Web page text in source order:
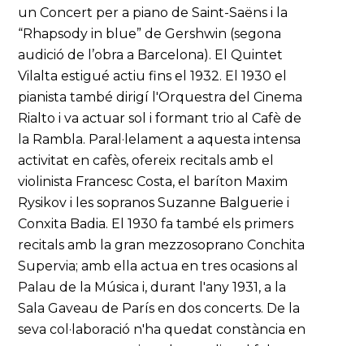
un Concert per a piano de Saint-Saëns i la
“Rhapsody in blue” de Gershwin (segona
audició de l’obra a Barcelona). El Quintet
Vilalta estigué actiu fins el 1932. El 1930 el
pianista també dirigí l'Orquestra del Cinema
Rialto i va actuar sol i formant trio al Cafè de
la Rambla. Paral·lelament a aquesta intensa
activitat en cafès, ofereix recitals amb el
violinista Francesc Costa, el baríton Maxim
Rysikov i les sopranos Suzanne Balguerie i
Conxita Badia. El 1930 fa també els primers
recitals amb la gran mezzosoprano Conchita
Supervia; amb ella actua en tres ocasions al
Palau de la Música i, durant l'any 1931, a la
Sala Gaveau de París en dos concerts. De la
seva col·laboració n'ha quedat constància en